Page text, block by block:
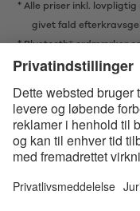
* Alle priser inkl. lovpligtig
givet fald
* Bluetooth® ordmærker
Bluetooth SIG, Inc. og
Apple, Apple logoet og
Google Play og Google